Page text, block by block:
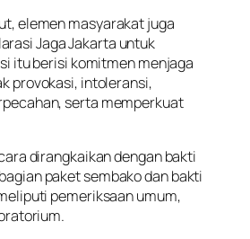
elemen masyarakat juga
Jaga Jakarta untuk
itu berisi komitmen menjaga
provokasi, intoleransi,
serta memperkuat
dirangkaikan dengan bakti
paket sembako dan bakti
pemeriksaan umum,